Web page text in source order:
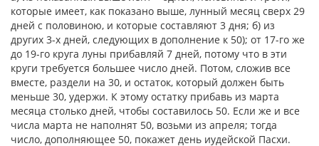
которые имеет, как показано выше, лунный месяц сверх 29
дней с половиною, и которые составляют 3 дня; б) из
других 3-х дней, следующих в дополнение к 50); от 17-го же
до 19-го круга луны прибавляй 7 дней, потому что в эти
круги требуется большее число дней. Потом, сложив все
вместе, раздели на 30, и остаток, который должен быть
меньше 30, удержи. К этому остатку прибавь из марта
месяца столько дней, чтобы составилось 50. Если же и все
числа марта не наполнят 50, возьми из апреля; тогда
число, дополняющее 50, покажет день иудейской Пасхи.